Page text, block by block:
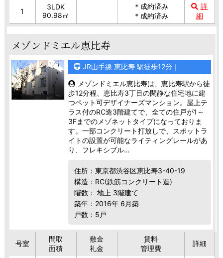
1
3LDK
90.98㎡
＊成約済み
＊成約済み
詳
細
メゾンドミエル恵比寿
JR山手線 恵比寿 駅徒歩12分｜
メゾンドミエル恵比寿は、恵比寿駅から徒
歩12分程、恵比寿3丁目の閑静な住宅地に建
つペット可デザイナーズマンション。屋上テ
ラス付のRC造3階建てで、全ての住戸が1～
3Fまでのメゾネットタイプになっておりま
す。一部コンクリート打放しで、スポットラ
イトの設置が可能なライティングレールがあ
り、フレキシブル…
住所：東京都渋谷区恵比寿3-40-19
構造：RC(鉄筋コンクリート造)
階数： 地上 3階建て
築年：2016年 6月築
戸数：5戸
号室
間取
面積
敷金
礼金
賃料
管理費
詳細